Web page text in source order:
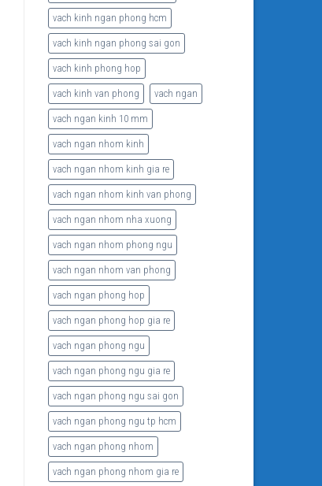
vach kinh ngan phong hcm
vach kinh ngan phong sai gon
vach kinh phong hop
vach kinh van phong vach ngan
vach ngan kinh 10 mm
vach ngan nhom kinh
vach ngan nhom kinh gia re
vach ngan nhom kinh van phong
vach ngan nhom nha xuong
vach ngan nhom phong ngu
vach ngan nhom van phong
vach ngan phong hop
vach ngan phong hop gia re
vach ngan phong ngu
vach ngan phong ngu gia re
vach ngan phong ngu sai gon
vach ngan phong ngu tp hcm
vach ngan phong nhom
vach ngan phong nhom gia re